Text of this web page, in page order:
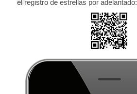
el registro de estrellas por adelantado: